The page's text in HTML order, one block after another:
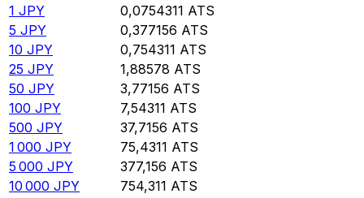
1 JPY 0,0754311 ATS
5 JPY 0,377156 ATS
10 JPY 0,754311 ATS
25 JPY 1,88578 ATS
50 JPY 3,77156 ATS
100 JPY 7,54311 ATS
500 JPY 37,7156 ATS
1 000 JPY 75,4311 ATS
5 000 JPY 377,156 ATS
10 000 JPY 754,311 ATS